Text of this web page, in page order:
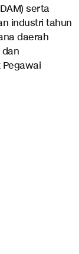
serta
industri tahun
daerah